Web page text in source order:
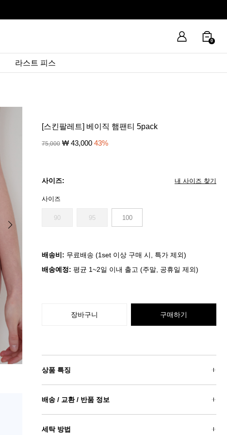
0
라스트 피스
[스킨팔레트] 베이직 햄팬티 5pack
75,000 ₩ 43,000 43%
사이즈: 내 사이즈 찾기
사이즈
90 95 100
배송비: 무료배송 (1set 이상 구매 시, 특가 제외)
배송예정: 평균 1~2일 이내 출고 (주말, 공휴일 제외)
장바구니 구매하기
상품 특징
배송 / 교환 / 반품 정보
세탁 방법